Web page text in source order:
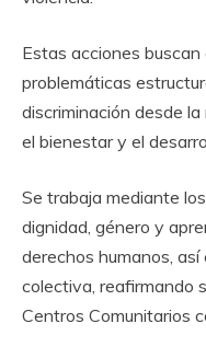
Estas acciones
problemáticas
discriminación desde
el bienestar y el
Se trabaja mediante
dignidad, género y
derechos humanos,
colectiva, reafirmando
Centros Comunitarios